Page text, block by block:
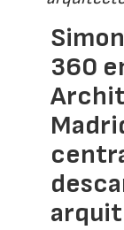
360